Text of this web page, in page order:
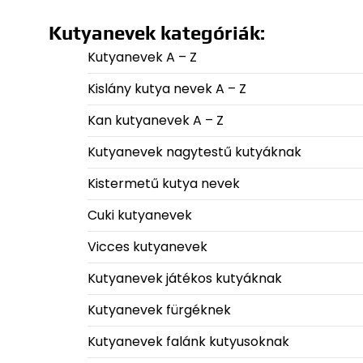
Kutyanevek kategóriák:
Kutyanevek A – Z
Kislány kutya nevek A – Z
Kan kutyanevek A – Z
Kutyanevek nagytestű kutyáknak
Kistermetű kutya nevek
Cuki kutyanevek
Vicces kutyanevek
Kutyanevek játékos kutyáknak
Kutyanevek fürgéknek
Kutyanevek falánk kutyusoknak